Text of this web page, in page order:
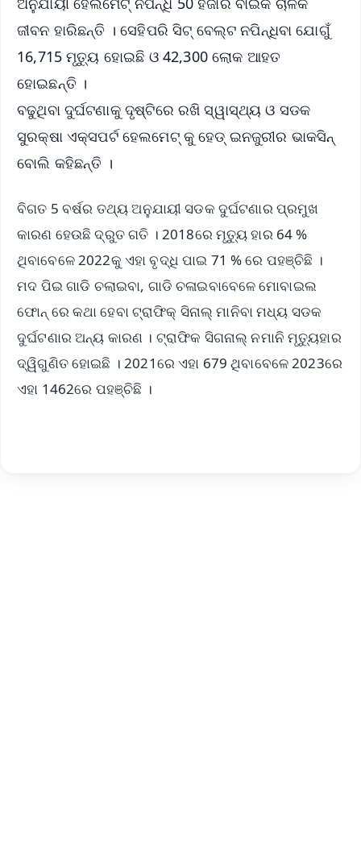
ଜୀବନ ହାରିଛନ୍ତି । ସେହିପରି ସିଟ୍ ବେଲ୍ଟ ନପିନ୍ଧିବା ଯୋଗୁଁ
16,715 ମୃତ୍ୟୁ ହୋଇଛି ଓ 42,300 ଲୋକ ଆହତ
ହୋଇଛନ୍ତି ।
ବଢୁଥିବା ଦୁର୍ଘଟଣାକୁ ଦୃଷ୍ଟିରେ ରଖି ସ୍ୱାସ୍ଥ୍ୟ ଓ ସଡକ
ସୁରକ୍ଷା ଏକ୍ସପର୍ଟ ହେଲମେଟ୍ କୁ ହେଡ୍ ଇନଜୁରୀର ଭାକସିନ୍
ବୋଲି କହିଛନ୍ତି ।
ବିଗତ 5 ବର୍ଷର ତଥ୍ୟ ଅନୁଯାୟୀ ସଡକ ଦୁର୍ଘଟଣାର ପ୍ରମୁଖ
କାରଣ ହେଉଛି ଦ୍ରୁତ ଗତି । 2018ରେ ମୃତ୍ୟୁ ହାର 64 %
ଥିବାବେଳେ 2022କୁ ଏହା ବୃଦ୍ଧି ପାଇ 71 % ରେ ପହଞ୍ଚିଛି ।
ମଦ ପିଇ ଗାଡି ଚଲାଇବା, ଗାଡି ଚଳାଇବାବେଳେ ମୋବାଇଲ
ଫୋନ୍ ରେ କଥା ହେବା ଟ୍ରାଫିକ୍ ସିନାଲ୍ ମାନିବା ମଧ୍ୟ ସଡକ
ଦୁର୍ଘଟଣାର ଅନ୍ୟ କାରଣ । ଟ୍ରାଫିକ ସିଗନାଲ୍ ନମାନି ମୃତ୍ୟୁହାର
ଦ୍ୱିଗୁଣିତ ହୋଇଛି । 2021ରେ ଏହା 679 ଥିବାବେଳେ 2023ରେ
ଏହା 1462ରେ ପହଞ୍ଚିଛି ।